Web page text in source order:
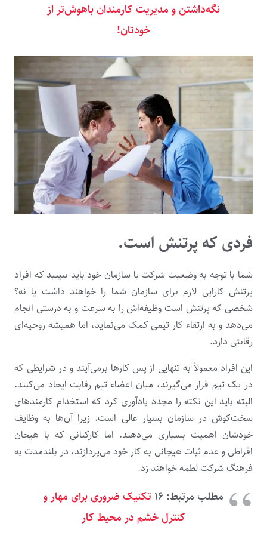
نگه‌داشتن و مدیریت کارمندان باهوش‌تر از
خودتان!
فردی که پرتنش است.
شما با توجه به وضعیت شرکت یا سازمان خود باید ببینید که افراد
پرتنش کارایی لازم برای سازمان شما را خواهند داشت یا نه؟
شخصی که پرتنش است وظیفه‌اش را به سرعت و به درستی انجام
می‌دهد و به ارتقاء کار تیمی کمک می‌نماید، اما همیشه روحیه‌ای
رقابتی دارد.
این افراد معمولاً به تنهایی از پس کارها برمی‌آیند و در شرایطی که
در یک تیم قرار می‌گیرند، میان اعضاء تیم رقابت ایجاد می‌کنند.
البته باید این نکته را مجدد یادآوری کرد که استخدام کارمندهای
سخت‌کوش در سازمان بسیار عالی است. زیرا آن‌ها به وظایف
خودشان اهمیت بسیاری می‌دهند. اما کارکنانی که با هیجان
افراطی و عدم ثبات هیجانی به کار خود می‌پردازند، در بلندمدت به
فرهنگ شرکت لطمه خواهند زد.
مطلب مرتبط: ۱۶
تکنیک ضروری برای مهار و
کنترل خشم در محیط کار